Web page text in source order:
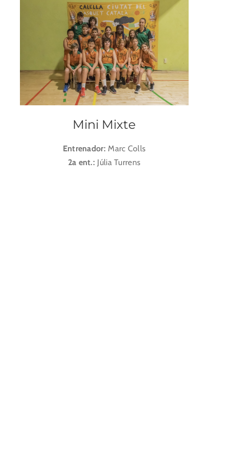
Mini Mixte
Entrenador: Marc Colls
2a ent.: Júlia Turrens